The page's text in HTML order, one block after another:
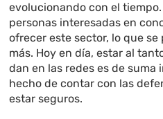
evolucionando con el
personas interesadas en
ofrecer este sector, lo que
más. Hoy en día, estar al
dan en las redes es de suma
hecho de contar con las
estar seguros.